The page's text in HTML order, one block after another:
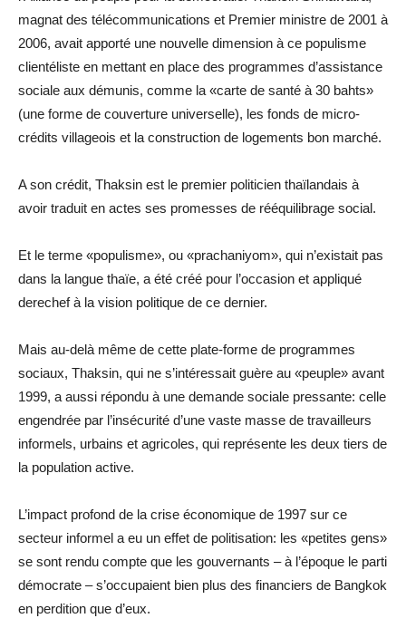
magnat des télécommunications et Premier ministre de 2001 à
2006, avait apporté une nouvelle dimension à ce populisme
clientéliste en mettant en place des programmes d’assistance
sociale aux démunis, comme la «carte de santé à 30 bahts»
(une forme de couverture universelle), les fonds de micro-
crédits villageois et la construction de logements bon marché.
A son crédit, Thaksin est le premier politicien thaïlandais à
avoir traduit en actes ses promesses de rééquilibrage social.
Et le terme «populisme», ou «prachaniyom», qui n’existait pas
dans la langue thaïe, a été créé pour l’occasion et appliqué
derechef à la vision politique de ce dernier.
Mais au-delà même de cette plate-forme de programmes
sociaux, Thaksin, qui ne s’intéressait guère au «peuple» avant
1999, a aussi répondu à une demande sociale pressante: celle
engendrée par l’insécurité d’une vaste masse de travailleurs
informels, urbains et agricoles, qui représente les deux tiers de
la population active.
L’impact profond de la crise économique de 1997 sur ce
secteur informel a eu un effet de politisation: les «petites gens»
se sont rendu compte que les gouvernants – à l’époque le parti
démocrate – s’occupaient bien plus des financiers de Bangkok
en perdition que d’eux.